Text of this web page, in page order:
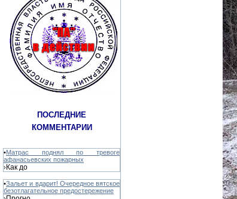
ПОСЛЕДНИЕ
КОММЕНТАРИИ
•Матрас поднял по тревоге
афанасьевских пожарных
›Как до
•Зальет и вдарит! Очередное вятское
безотлагательное предостережение